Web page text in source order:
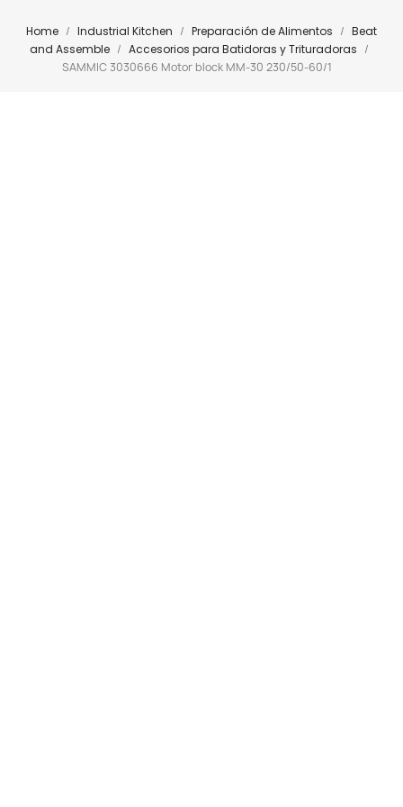
Home Industrial Kitchen Preparación de Alimentos
Beat
and Assemble
Accesorios para Batidoras y Trituradoras
SAMMIC 3030666 Motor block MM-30 230/50-60/1